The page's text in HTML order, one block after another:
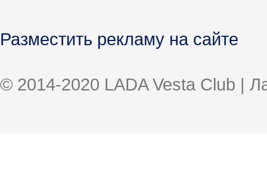
Разместить рекламу на сайте
© 2014-2020 LADA Vesta Club |